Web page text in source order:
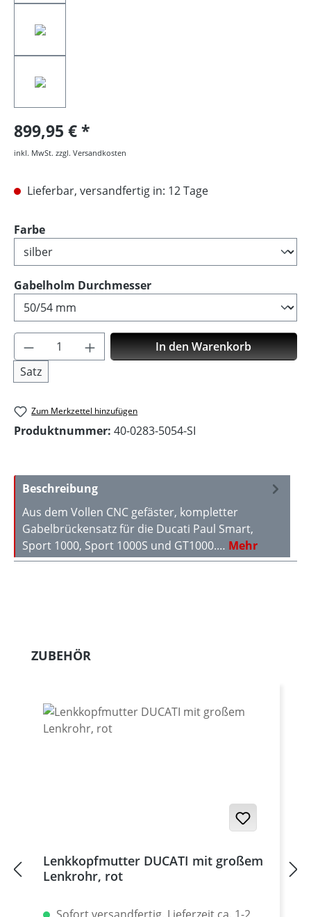
899,95 €
inkl. MwSt. zzgl. Versandkosten
Lieferbar, versandfertig in: 12 Tage
Farbeauswählen
Gabelholm Durchmesserauswählen
Produkt Anzahl: Gib den gewünschten
Satz
In den Warenkorb
Zum Merkzettel hinzufügen
Produktnummer: 40-0283-5054-SI
Beschreibung
Aus dem Vollen CNC gefäster, kompletter
Gabelbrückensatz für die Ducati Paul Smart,
Sport 1000, Sport 1000S und GT1000.… Mehr
Produktgalerie überspringen
ZUBEHÖR
Lenkkopfmutter DUCATI mit großem
Lenkrohr, rot